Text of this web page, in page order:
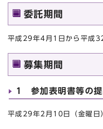
委託期間
平成29年4月1日から平成
募集期間
1 参加表明書等の提
平成29年2月10日（金曜